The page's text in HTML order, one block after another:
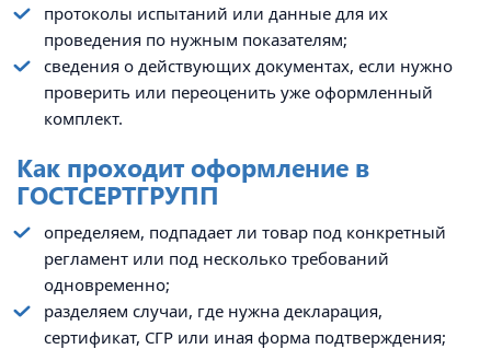
протоколы испытаний или данные для их
проведения по нужным показателям;
сведения о действующих документах, если нужно
проверить или переоценить уже оформленный
комплект.
Как проходит оформление в
ГОСТСЕРТГРУПП
определяем, подпадает ли товар под конкретный
регламент или под несколько требований
одновременно;
разделяем случаи, где нужна декларация,
сертификат, СГР или иная форма подтверждения;